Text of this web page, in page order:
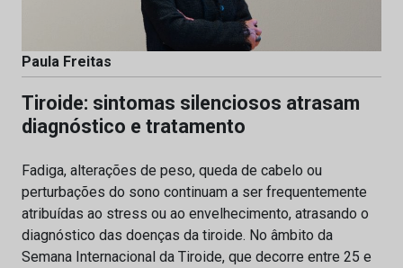
Paula Freitas
Tiroide: sintomas silenciosos atrasam
diagnóstico e tratamento
Fadiga, alterações de peso, queda de cabelo ou
perturbações do sono continuam a ser frequentemente
atribuídas ao stress ou ao envelhecimento, atrasando o
diagnóstico das doenças da tiroide. No âmbito da
Semana Internacional da Tiroide, que decorre entre 25 e